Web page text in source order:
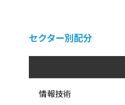
セクター別配分
情報技術